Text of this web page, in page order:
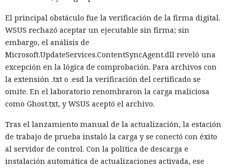
El principal obstáculo fue la verificación de la firma digital.
WSUS rechazó aceptar un ejecutable sin firma; sin
embargo, el análisis de
Microsoft.UpdateServices.ContentSyncAgent.dll reveló una
excepción en la lógica de comprobación. Para archivos con
la extensión .txt o .esd la verificación del certificado se
omite. En el laboratorio renombraron la carga maliciosa
como Ghost.txt, y WSUS aceptó el archivo.
Tras el lanzamiento manual de la actualización, la estación
de trabajo de prueba instaló la carga y se conectó con éxito
al servidor de control. Con la política de descarga e
instalación automática de actualizaciones activada, ese